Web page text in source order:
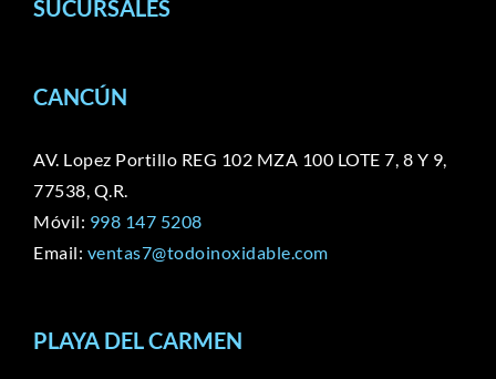
SUCURSALES
CANCÚN
AV. Lopez Portillo REG 102 MZA 100 LOTE 7, 8 Y 9,
77538, Q.R.
Móvil: 998 147 5208
Email: ventas7@todoinoxidable.com
PLAYA DEL CARMEN